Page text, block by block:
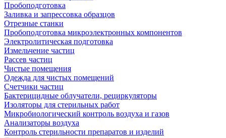
Пробоподготовка
Заливка и запрессовка образцов
Отрезные станки
Пробоподготовка микроэлектронных компонентов
Электролитическая подготовка
Измельчение частиц
Рассев частиц
Чистые помещения
Одежда для чистых помещений
Счетчики частиц
Бактерицидные облучатели, рециркуляторы
Изоляторы для стерильных работ
Микробиологический контроль воздуха и газов
Анализаторы воздуха
Контроль стерильности препаратов и изделий